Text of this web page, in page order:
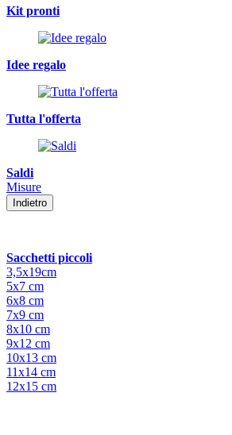
Kit pronti
Idee regalo
Tutta l'offerta
Saldi
Misure
Indietro
Sacchetti piccoli
3,5x19cm
5x7 cm
6x8 cm
7x9 cm
8x10 cm
9x12 cm
10x13 cm
11x14 cm
12x15 cm